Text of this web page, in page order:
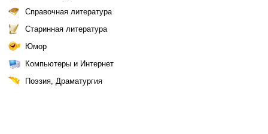
Справочная литература
Старинная литература
Юмор
Компьютеры и Интернет
Поэзия, Драматургия